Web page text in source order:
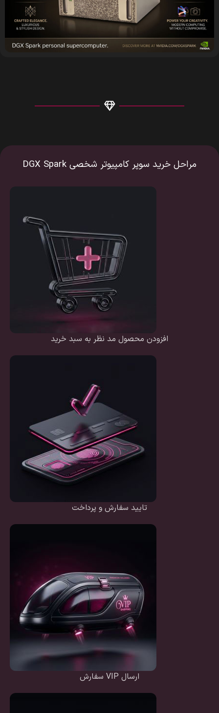
مراحل خرید سوپر کامپیوتر شخصی DGX Spark
افزودن محصول مد نظر به سبد خرید
تایید سفارش و پرداخت
ارسال VIP سفارش